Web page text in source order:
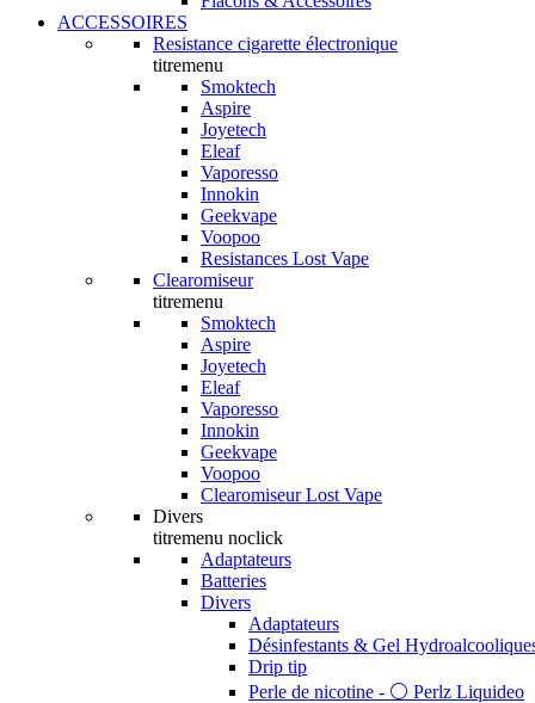
ACCESSOIRES
Resistance cigarette électronique
titremenu
Smoktech
Aspire
Joyetech
Eleaf
Vaporesso
Innokin
Geekvape
Voopoo
Resistances Lost Vape
Clearomiseur
titremenu
Smoktech
Aspire
Joyetech
Eleaf
Vaporesso
Innokin
Geekvape
Voopoo
Clearomiseur Lost Vape
Divers
titremenu noclick
Adaptateurs
Batteries
Divers
Adaptateurs
Désinfestants & Gel
Drip tip
Perle de nicotine - ⚪️ Perlz Liquideo